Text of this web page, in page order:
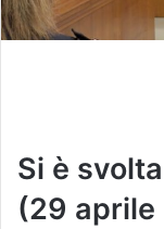
Si è
(29 aprile